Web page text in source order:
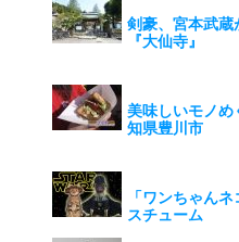
剣豪、宮本武蔵
『大仙寺』
美味しいモノめ
知県豊川市
「ワンちゃん
スチューム